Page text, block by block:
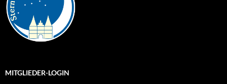
MITGLIEDER-LOGIN